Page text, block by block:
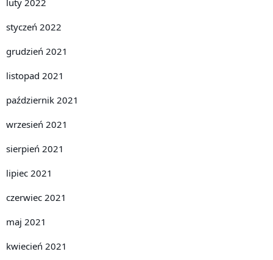
styczeń 2022
grudzień 2021
listopad 2021
październik 2021
wrzesień 2021
sierpień 2021
lipiec 2021
czerwiec 2021
maj 2021
kwiecień 2021